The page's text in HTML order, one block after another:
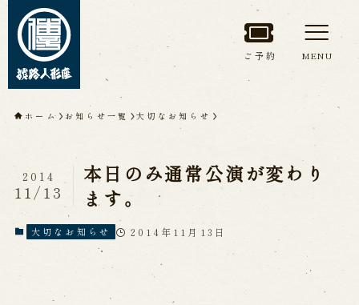
トップページ
淡路人形座について
淡路人形座とは
座員紹介
人間国宝 故鶴澤友路師匠
淡路人形座の成り立ち
淡路人形座で研修した人々
淡路人形浄瑠璃を受け継いで
ご予約 MENU
ホーム お知らせ一覧 大切なお知らせ
本日のみ通常公演が変わり
ます。
2014
11/13
大切なお知らせ 2014年11月13日